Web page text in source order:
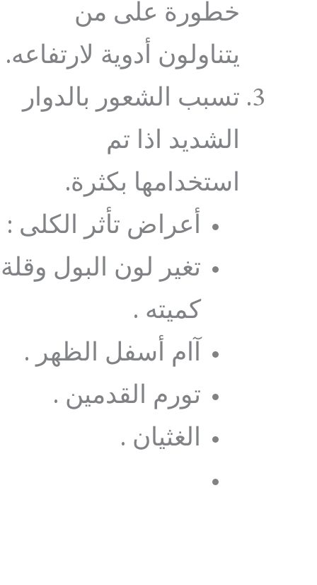
خطورة على من
يتناولون أدوية لارتفاعه.
تسبب الشعور بالدوار
الشديد اذا تم
استخدامها بكثرة.
أعراض تأثر الكلى :
تغير لون البول وقلة
كميته .
آام أسفل الظهر .
تورم القدمين .
الغثيان .